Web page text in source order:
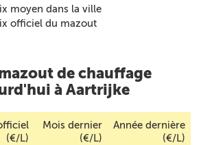
moyen dans la ville
officiel du mazout
de chauffage
à Aartrijke
(€/L)
Mois dernier
(€/L)
Année dernière
(€/L)